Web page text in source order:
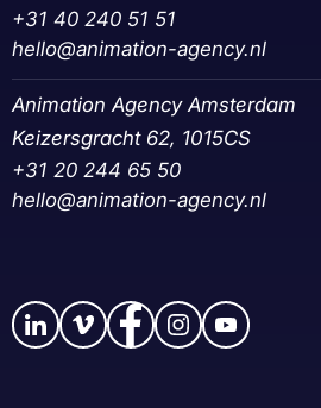
+31 40 240 51 51
hello@animation-agency.nl
Animation Agency Amsterdam
Keizersgracht 62, 1015CS
+31 20 244 65 50‬
hello@animation-agency.nl